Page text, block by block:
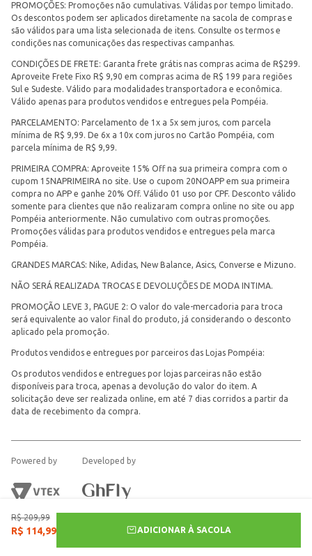
R$ 209,99
R$ 114,99 ADICIONAR À SACOLA
PROMOÇÕES: Promoções não cumulativas. Válidas por tempo limitado.
Os descontos podem ser aplicados diretamente na sacola de compras e
são válidos para uma lista selecionada de itens. Consulte os termos e
condições nas comunicações das respectivas campanhas.
CONDIÇÕES DE FRETE: Garanta frete grátis nas compras acima de R$299.
Aproveite Frete Fixo R$ 9,90 em compras acima de R$ 199 para regiões
Sul e Sudeste. Válido para modalidades transportadora e econômica.
Válido apenas para produtos vendidos e entregues pela Pompéia.
PARCELAMENTO: Parcelamento de 1x a 5x sem juros, com parcela
mínima de R$ 9,99. De 6x a 10x com juros no Cartão Pompéia, com
parcela mínima de R$ 9,99.
PRIMEIRA COMPRA: Aproveite 15% Off na sua primeira compra com o
cupom 15NAPRIMEIRA no site. Use o cupom 20NOAPP em sua primeira
compra no APP e ganhe 20% Off. Válido 01 uso por CPF. Desconto válido
somente para clientes que não realizaram compra online no site ou app
Pompéia anteriormente. Não cumulativo com outras promoções.
Promoções válidas para produtos vendidos e entregues pela marca
Pompéia.
GRANDES MARCAS: Nike, Adidas, New Balance, Asics, Converse e Mizuno.
NÃO SERÁ REALIZADA TROCAS E DEVOLUÇÕES DE MODA INTIMA.
PROMOÇÃO LEVE 3, PAGUE 2: O valor do vale-mercadoria para troca
será equivalente ao valor final do produto, já considerando o desconto
aplicado pela promoção.
Produtos vendidos e entregues por parceiros das Lojas Pompéia:
Os produtos vendidos e entregues por lojas parceiras não estão
disponíveis para troca, apenas a devolução do valor do item. A
solicitação deve ser realizada online, em até 7 dias corridos a partir da
data de recebimento da compra.
Powered by Developed by